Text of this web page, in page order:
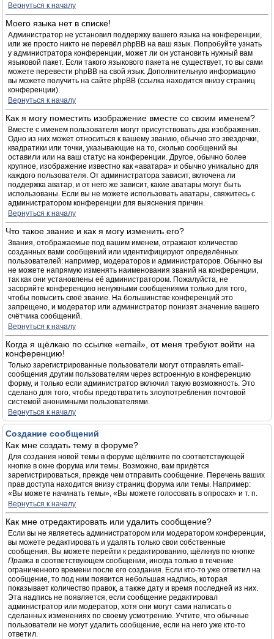
Вернуться к началу
Моего языка нет в списке!
Администратор не установил поддержку вашего языка на конференции,
или же просто никто не перевёл phpBB на ваш язык. Попробуйте узнать
у администратора конференции, может ли он установить нужный вам
языковой пакет. Если такого языкового пакета не существует, то вы сами
можете перевести phpBB на свой язык. Дополнительную информацию
вы можете получить на сайте phpBB (ссылка находится внизу страниц
конференции).
Вернуться к началу
Как я могу поместить изображение вместе со своим именем?
Вместе с именем пользователя могут присутствовать два изображения.
Одно из них может относиться к вашему званию, обычно это звёздочки,
квадратики или точки, указывающие на то, сколько сообщений вы
оставили или на ваш статус на конференции. Другое, обычно более
крупное, изображение известно как «аватара» и обычно уникально для
каждого пользователя. От администратора зависит, включена ли
поддержка аватар, и от него же зависит, какие аватары могут быть
использованы. Если вы не можете использовать аватары, свяжитесь с
администратором конференции для выяснения причин.
Вернуться к началу
Что такое звание и как я могу изменить его?
Звания, отображаемые под вашим именем, отражают количество
созданных вами сообщений или идентифицируют определённых
пользователей: например, модераторов и администраторов. Обычно вы
не можете напрямую изменять наименования званий на конференции,
так как они установлены её администратором. Пожалуйста, не
засоряйте конференцию ненужными сообщениями только для того,
чтобы повысить своё звание. На большинстве конференций это
запрещено, и модератор или администратор понизят значение вашего
счётчика сообщений.
Вернуться к началу
Когда я щёлкаю по ссылке «email», от меня требуют войти на
конференцию!
Только зарегистрированные пользователи могут отправлять email-
сообщения другим пользователям через встроенную в конференцию
форму, и только если администратор включил такую возможность. Это
сделано для того, чтобы предотвратить злоупотребления почтовой
системой анонимными пользователями.
Вернуться к началу
Создание сообщений
Как мне создать тему в форуме?
Для создания новой темы в форуме щёлкните по соответствующей
кнопке в окне форума или темы. Возможно, вам придётся
зарегистрироваться, прежде чем отправить сообщение. Перечень ваших
прав доступа находится внизу страниц форума или темы. Например:
«Вы можете начинать темы», «Вы можете голосовать в опросах» и т. п.
Вернуться к началу
Как мне отредактировать или удалить сообщение?
Если вы не являетесь администратором или модератором конференции,
вы можете редактировать и удалять только свои собственные
сообщения. Вы можете перейти к редактированию, щёлкнув по кнопке
Правка в соответствующем сообщении, иногда только в течение
ограниченного времени после его создания. Если кто-то уже ответил на
сообщение, то под ним появится небольшая надпись, которая
показывает количество правок, а также дату и время последней из них.
Эта надпись не появляется, если сообщение редактировал
администратор или модератор, хотя они могут сами написать о
сделанных изменениях по своему усмотрению. Учтите, что обычные
пользователи не могут удалить сообщение, если на него уже кто-то
ответил.